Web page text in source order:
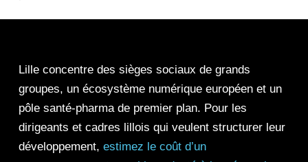
Lille concentre des sièges sociaux de grands
groupes, un écosystème numérique européen et un
pôle santé-pharma de premier plan. Pour les
dirigeants et cadres lillois qui veulent structurer leur
développement, estimez le coût d’un